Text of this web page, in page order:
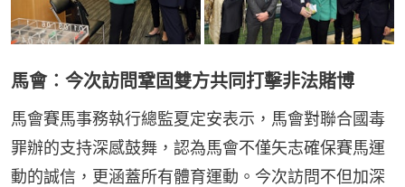
馬會︰今次訪問鞏固雙方共同打擊非法賭博
馬會賽馬事務執行總監夏定安表示，馬會對聯合國毒
罪辦的支持深感鼓舞，認為馬會不僅矢志確保賽馬運
動的誠信，更涵蓋所有體育運動。今次訪問不但加深